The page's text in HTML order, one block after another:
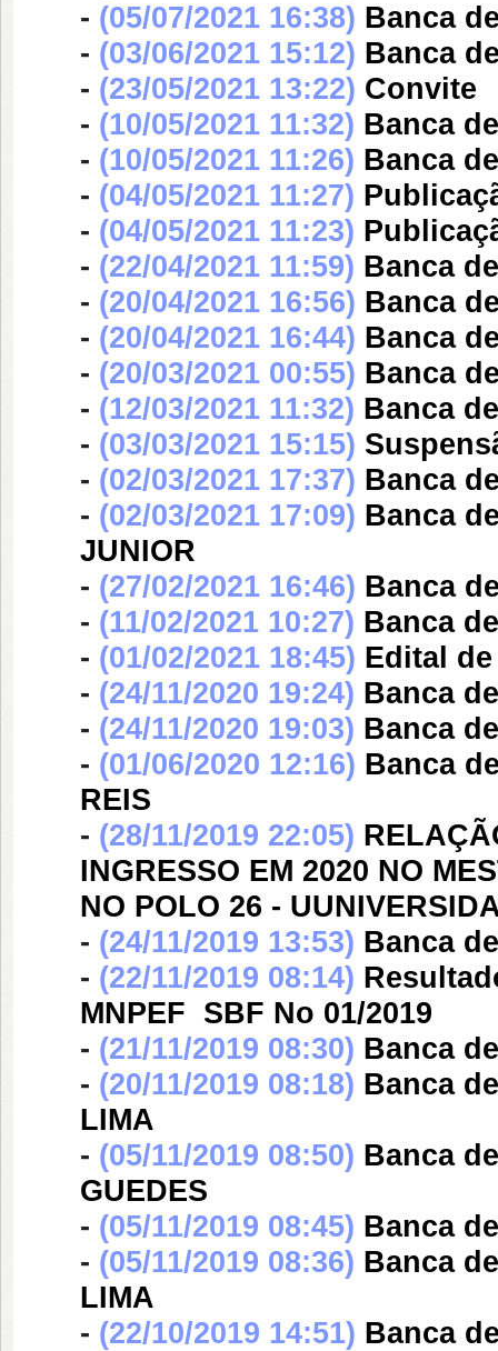
- (05/07/2021 16:38) Banca
- (03/06/2021 15:12) Banca
- (23/05/2021 13:22) Convite
- (10/05/2021 11:32) Banca
- (10/05/2021 11:26) Banca
- (04/05/2021 11:27)
- (04/05/2021 11:23)
- (22/04/2021 11:59) Banca
- (20/04/2021 16:56) Banca
- (20/04/2021 16:44) Banca
- (20/03/2021 00:55) Banca
- (12/03/2021 11:32) Banca
- (03/03/2021 15:15)
- (02/03/2021 17:37) Banca
- (02/03/2021 17:09) Banca
JUNIOR
- (27/02/2021 16:46) Banca
- (11/02/2021 10:27) Banca
- (01/02/2021 18:45) Edital
- (24/11/2020 19:24) Banca
- (24/11/2020 19:03) Banca
- (01/06/2020 12:16) Banca
REIS
- (28/11/2019 22:05)
INGRESSO EM 2020 NO
NO POLO 26 -
- (24/11/2019 13:53) Banca
- (22/11/2019 08:14)
MNPEF  SBF No 01/2019
- (21/11/2019 08:30) Banca
- (20/11/2019 08:18) Banca
LIMA
- (05/11/2019 08:50) Banca
GUEDES
- (05/11/2019 08:45) Banca
- (05/11/2019 08:36) Banca
LIMA
- (22/10/2019 14:51) Banca